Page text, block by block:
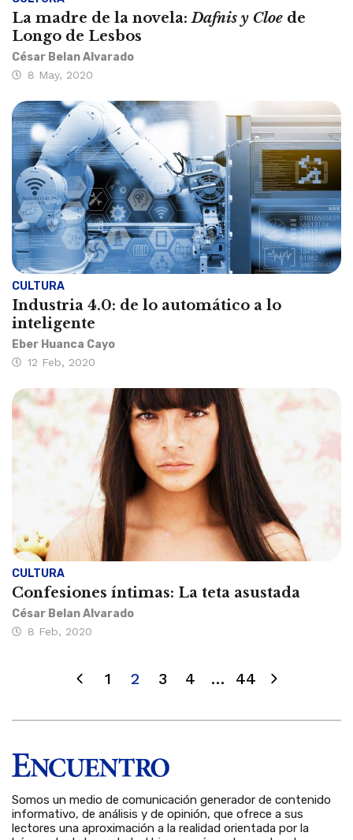
La madre de la novela:Dafnis y Cloe de
Longo de Lesbos
César Belan Alvarado
8 May, 2020
CULTURA
Industria 4.0: de lo automático a lo
inteligente
Eber Huanca Cayo
12 Feb, 2020
CULTURA
Confesiones íntimas: La teta asustada
César Belan Alvarado
8 Feb, 2020
1 2 3 4 … 44
Somos un medio de comunicación generador de contenido
informativo, de análisis y de opinión, que ofrece a sus
lectores una aproximación a la realidad orientada por la